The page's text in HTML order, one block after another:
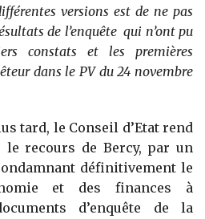
versions est de ne pas
de l’enquête qui n’ont pu
constats et les premières
dans le PV du 24 novembre
tard, le Conseil d’Etat rend
le recours de Bercy, par un
définitivement le
et des finances à
d’enquête de la